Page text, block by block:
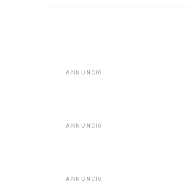
ANNUNCIO
ANNUNCIO
ANNUNCIO